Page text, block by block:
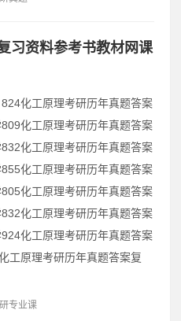
习资料参考书教材网课
化工原理考研历年真题答案
化工原理考研历年真题答案
化工原理考研历年真题答案
化工原理考研历年真题答案
化工原理考研历年真题答案
化工原理考研历年真题答案
化工原理考研历年真题答案
工原理考研历年真题答案复
专业课